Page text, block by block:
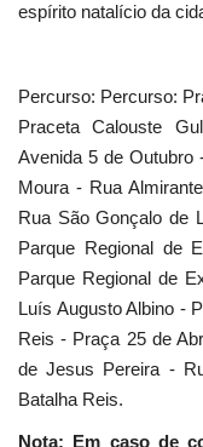
espírito natalício da
Percurso: Percurso:
Praceta Calouste
Avenida 5 de Outubro
Moura - Rua
Rua São Gonçalo de
Parque Regional de
Parque Regional de
Luís Augusto Albino -
Reis - Praça 25 de
de Jesus Pereira -
Batalha Reis.
Nota: Em caso de